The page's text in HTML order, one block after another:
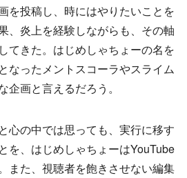
を投稿し、時にはやりたいことを
、炎上を経験しながらも、その軸
てきた。はじめしゃちょーの名を
なったメントスコーラやスライム
企画と言えるだろう。
心の中では思っても、実行に移す
を、はじめしゃちょーはYouTube
また、視聴者を飽きさせない編集